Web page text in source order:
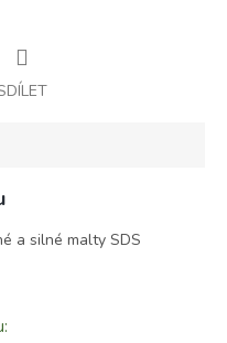
a silné malty SDS